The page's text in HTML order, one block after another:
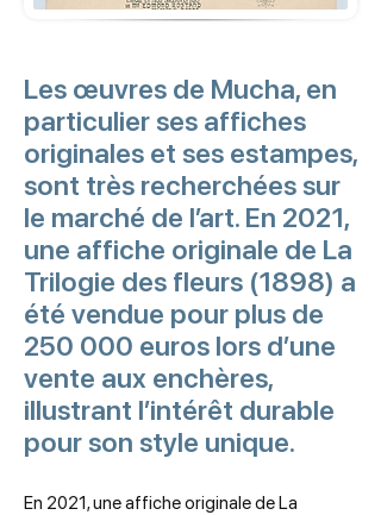
Les œuvres de Mucha, en
particulier ses affiches
originales et ses estampes,
sont très recherchées sur
le marché de l’art. En 2021,
une affiche originale de La
Trilogie des fleurs (1898) a
été vendue pour plus de
250 000 euros lors d’une
vente aux enchères,
illustrant l’intérêt durable
pour son style unique.
En 2021, une affiche originale de La